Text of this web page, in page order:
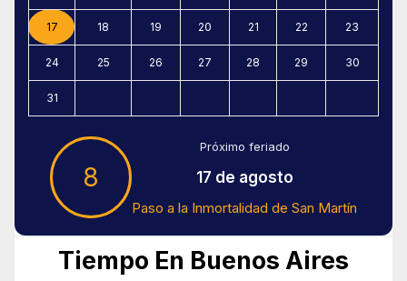
17 18 19 20 21 22 23
24 25 26 27 28 29 30
31
8
Próximo feriado
17 de agosto
Paso a la Inmortalidad de San Martín
Tiempo En Buenos Aires